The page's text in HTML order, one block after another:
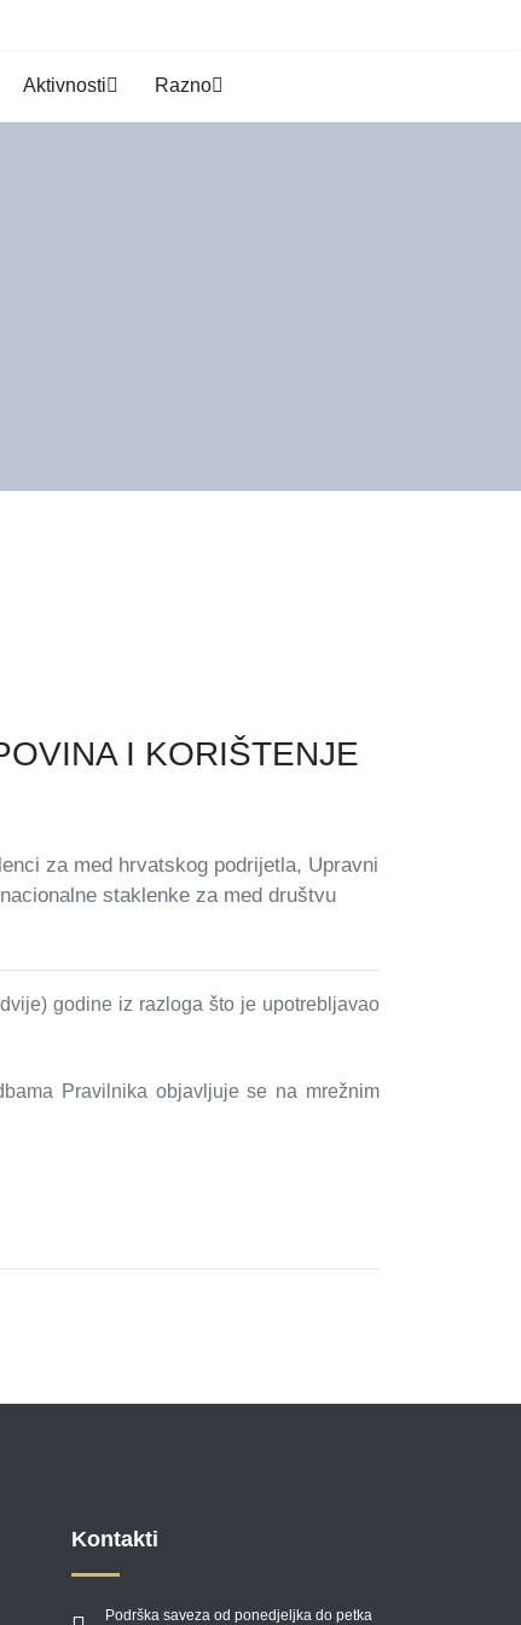
Aktivnosti Razno
I KORIŠTENJE
za med hrvatskog podrijetla, Upravni
staklenke za med društvu
godine iz razloga što je upotrebljavao
Pravilnika objavljuje se na mrežnim
Kontakti
Podrška saveza od ponedjeljka do petka